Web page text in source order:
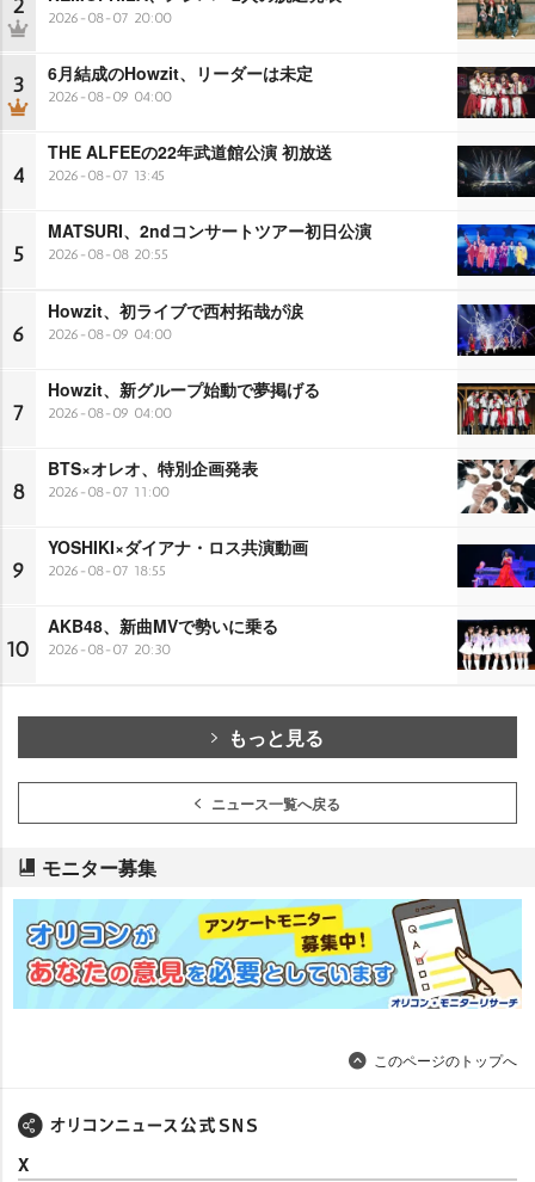
2 2026-08-07 20:00
3 6月結成のHowzit、リーダーは未定
2026-08-09 04:00
4
THE ALFEEの22年武道館公演 初放送
2026-08-07 13:45
5
MATSURI、2ndコンサートツアー初日公演
2026-08-08 20:55
6
Howzit、初ライブで西村拓哉が涙
2026-08-09 04:00
7
Howzit、新グループ始動で夢掲げる
2026-08-09 04:00
8
BTS×オレオ、特別企画発表
2026-08-07 11:00
9
YOSHIKI×ダイアナ・ロス共演動画
2026-08-07 18:55
10
AKB48、新曲MVで勢いに乗る
2026-08-07 20:30
もっと見る
ニュース一覧へ戻る
モニター募集
このページのトップへ
X